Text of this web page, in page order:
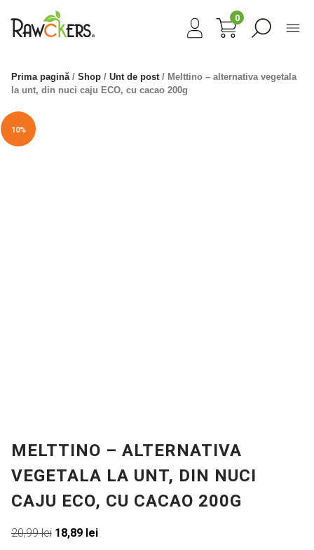
0
Prima pagină/ Shop / Unt de post/ Melttino – alternativa vegetala
la unt, din nuci caju ECO, cu cacao 200g
10%
MELTTINO – ALTERNATIVA
VEGETALA LA UNT, DIN NUCI
CAJU ECO, CU CACAO 200G
20,99lei Prețul
18,89 leiPrețul